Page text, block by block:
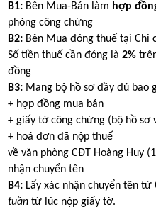
B1:Bên Mua-Bán làm hợp
phòng công chứng
B2: Bên Mua đóng thuế tại Chi
Số tiền thuế cần đóng là 2%
đồng
B3: Mang bộ hồ sơ đầy đủ bao
+ hợp đồng mua bán
+ giấy tờ công chứng (bộ hồ sơ
+ hoá đơn đã nộp thuế
về văn phòng CĐT Hoàng Huy
nhận chuyển tên
B4: Lấy xác nhận chuyển tên
tuầntừ lúc nộp giấy tờ.